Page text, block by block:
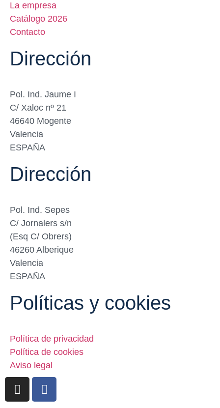
La empresa
Catálogo 2026
Contacto
Dirección
Pol. Ind. Jaume I
C/ Xaloc nº 21
46640 Mogente
Valencia
ESPAÑA
Dirección
Pol. Ind. Sepes
C/ Jornalers s/n
(Esq C/ Obrers)
46260 Alberique
Valencia
ESPAÑA
Políticas y cookies
Política de privacidad
Política de cookies
Aviso legal